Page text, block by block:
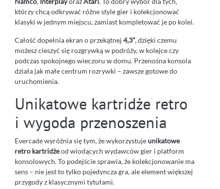
którzy chcą odkrywać różne style gier i kolekcjonować
klasyki w jednym miejscu, zamiast kompletować je po kolei.
Całość dopełnia ekran o przekątnej 4,3”, dzięki czemu
możesz cieszyć się rozgrywką w podróży, w kolejce czy
podczas spokojnego wieczoru w domu. Przenośna konsola
działa jak małe centrum rozrywki – zawsze gotowe do
uruchomienia.
Unikatowe kartridże retro
i wygoda przenoszenia
Evercade wyróżnia się tym, że wykorzystujeunikatowe
retro kartridżeod wiodących wydawców gier i platform
konsolowych. To podejście sprawia, że kolekcjonowanie ma
sens – nie jest to tylko pojedyncza gra, ale element większej
przygody z klasycznymi tytułami.